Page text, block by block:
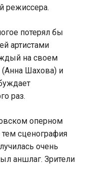
режиссера.
потерял бы
артистами
на своем
(Анна Шахова) и
раз.
оперном
сценография
очень
аншлаг. Зрители